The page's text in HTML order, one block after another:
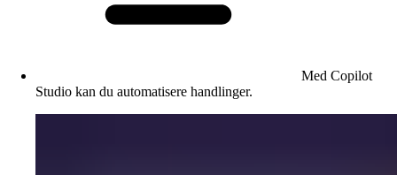
Med Copilot
Studio kan du automatisere handlinger.